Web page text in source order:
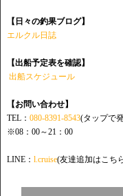
【日々の釣果ブログ】
エルクル日誌
【出船予定表を確認】
出船スケジュール
【お問い合わせ】
TEL： 080-8391-8543(タップで
※08：00～21：00
LINE： l.cruise(友達追加はこち